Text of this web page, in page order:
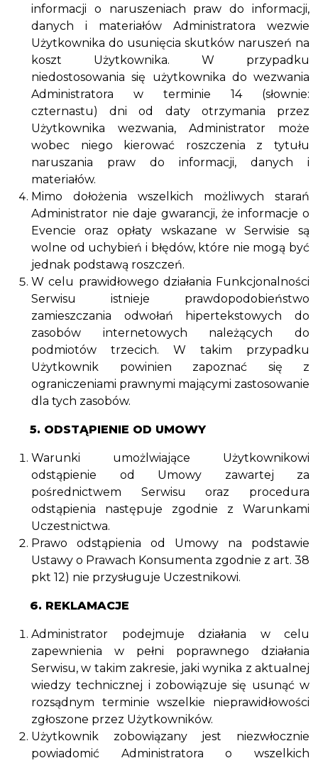
informacji o naruszeniach praw do informacji,
danych i materiałów Administratora wezwie
Użytkownika do usunięcia skutków naruszeń na
koszt Użytkownika. W przypadku
niedostosowania się użytkownika do wezwania
Administratora w terminie 14 (słownie:
czternastu) dni od daty otrzymania przez
Użytkownika wezwania, Administrator może
wobec niego kierować roszczenia z tytułu
naruszania praw do informacji, danych i
materiałów.
Mimo dołożenia wszelkich możliwych starań
Administrator nie daje gwarancji, że informacje o
Evencie oraz opłaty wskazane w Serwisie są
wolne od uchybień i błędów, które nie mogą być
jednak podstawą roszczeń.
W celu prawidłowego działania Funkcjonalności
Serwisu istnieje prawdopodobieństwo
zamieszczania odwołań hipertekstowych do
zasobów internetowych należących do
podmiotów trzecich. W takim przypadku
Użytkownik powinien zapoznać się z
ograniczeniami prawnymi mającymi zastosowanie
dla tych zasobów.
5. ODSTĄPIENIE OD UMOWY
Warunki umożlwiające Użytkownikowi
odstąpienie od Umowy zawartej za
pośrednictwem Serwisu oraz procedura
odstąpienia następuje zgodnie z Warunkami
Uczestnictwa.
Prawo odstąpienia od Umowy na podstawie
Ustawy o Prawach Konsumenta zgodnie z art. 38
pkt 12) nie przysługuje Uczestnikowi.
6. REKLAMACJE
Administrator podejmuje działania w celu
zapewnienia w pełni poprawnego działania
Serwisu, w takim zakresie, jaki wynika z aktualnej
wiedzy technicznej i zobowiązuje się usunąć w
rozsądnym terminie wszelkie nieprawidłowości
zgłoszone przez Użytkowników.
Użytkownik zobowiązany jest niezwłocznie
powiadomić Administratora o wszelkich